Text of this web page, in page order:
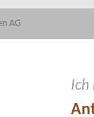
AG
Ich